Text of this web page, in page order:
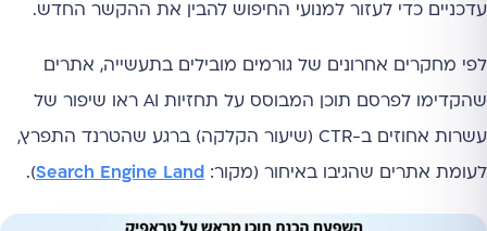
עדכניים כדי לעזור למנועי החיפוש להבין את ההקשר החדש.
לפי מחקרים אחרונים של גורמים מובילים בתעשייה, אתרים
שהקדימו לפרסם תוכן המבוסס על תחזיות AI ראו שיפור של
עשרות אחוזים ב-CTR (שיעור הקלקה) ברגע שהטרנד התפרץ,
לעומת אתרים שהגיבו באיחור (מקור: Search Engine Land
).